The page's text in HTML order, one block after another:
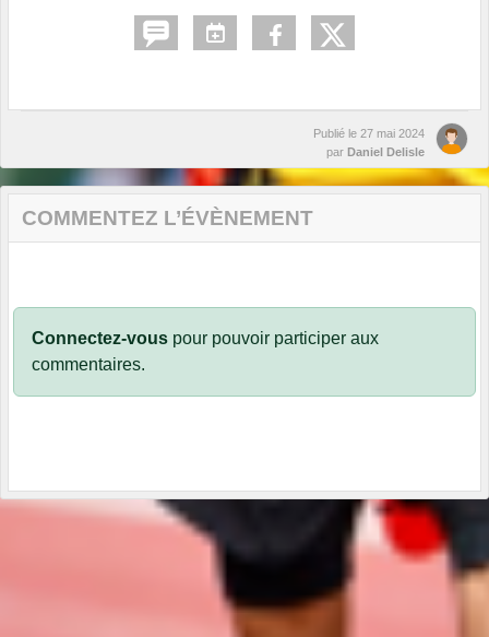
Publié le 27 mai 2024
par Daniel Delisle
COMMENTEZ L’ÉVÈNEMENT
Connectez-vous pour pouvoir participer aux
commentaires.